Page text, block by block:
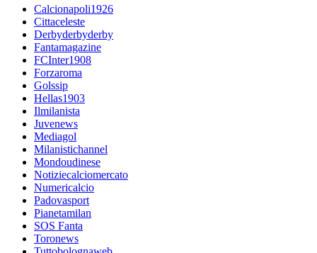
Calcionapoli1926
Cittaceleste
Derbyderbyderby
Fantamagazine
FCInter1908
Forzaroma
Golssip
Hellas1903
Ilmilanista
Juvenews
Mediagol
Milanistichannel
Mondoudinese
Notiziecalciomercato
Numericalcio
Padovasport
Pianetamilan
SOS Fanta
Toronews